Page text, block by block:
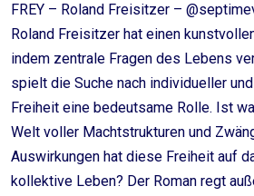
FREY – Roland Freisitzer –
Roland Freisitzer hat einen
indem zentrale Fragen des Lebens
spielt die Suche nach individueller
Freiheit eine bedeutsame Rolle. Ist
Welt voller Machtstrukturen und
Auswirkungen hat diese Freiheit auf
kollektive Leben? Der Roman regt